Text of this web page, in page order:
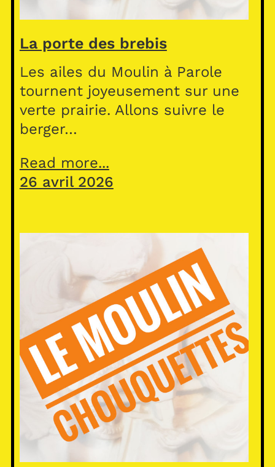
La porte des brebis
Les ailes du Moulin à Parole
tournent joyeusement sur une
verte prairie. Allons suivre le
berger…
Read more...
26 avril 2026